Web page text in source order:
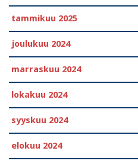
tammikuu 2025
joulukuu 2024
marraskuu 2024
lokakuu 2024
syyskuu 2024
elokuu 2024